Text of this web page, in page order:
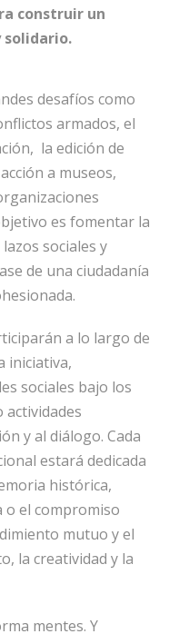
construir un
desafíos como
armados, el
la edición de
a museos,
es fomentar la
sociales y
de una ciudadanía
a lo largo de
iniciativa,
sociales bajo los
y al diálogo. Cada
estará dedicada
histórica,
o el compromiso
mutuo y el
la creatividad y la
mentes. Y